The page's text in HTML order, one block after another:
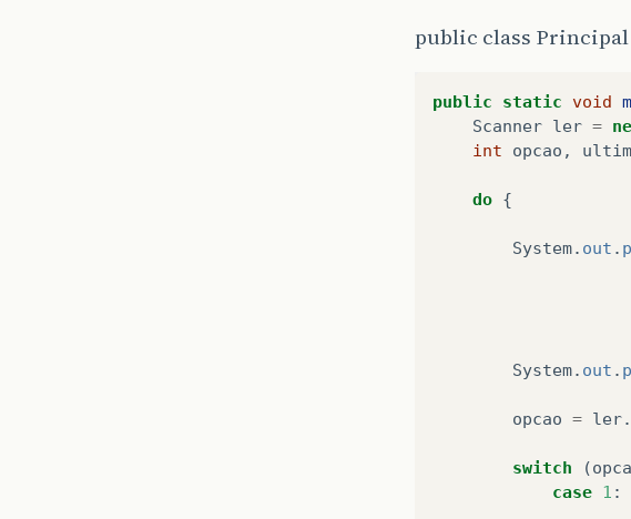
public class
public static void
Scanner ler =
int
opcao ,
do {
System. out .
System. out .
opcao = ler.
switch (
case 1 :